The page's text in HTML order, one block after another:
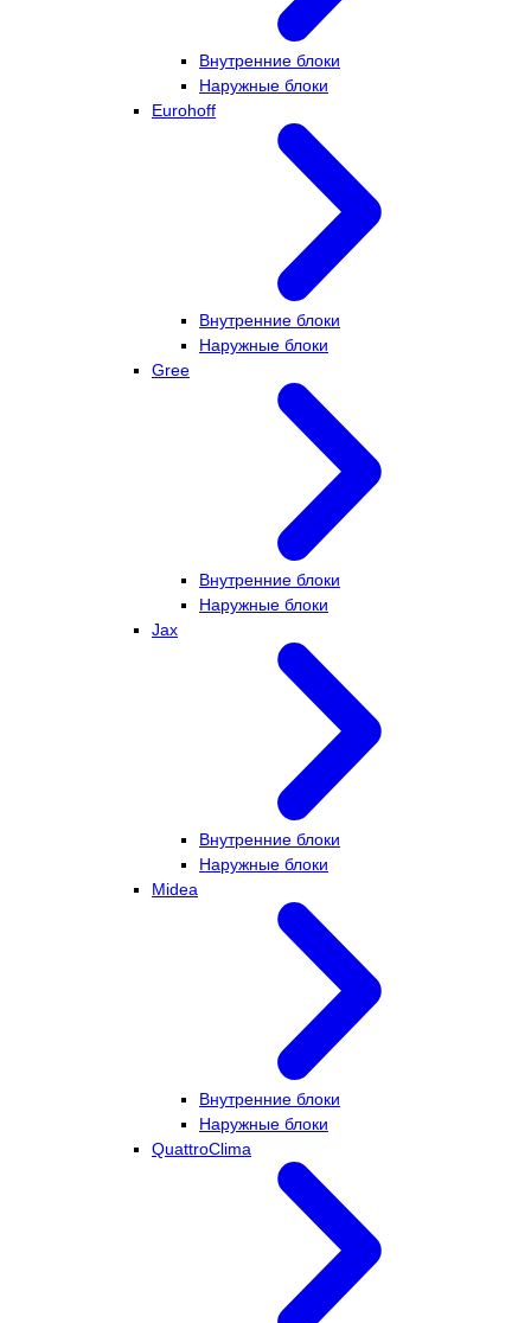
Внутренние блоки
Наружные блоки
Eurohoff
Внутренние блоки
Наружные блоки
Gree
Внутренние блоки
Наружные блоки
Jax
Внутренние блоки
Наружные блоки
Midea
Внутренние блоки
Наружные блоки
QuattroClima